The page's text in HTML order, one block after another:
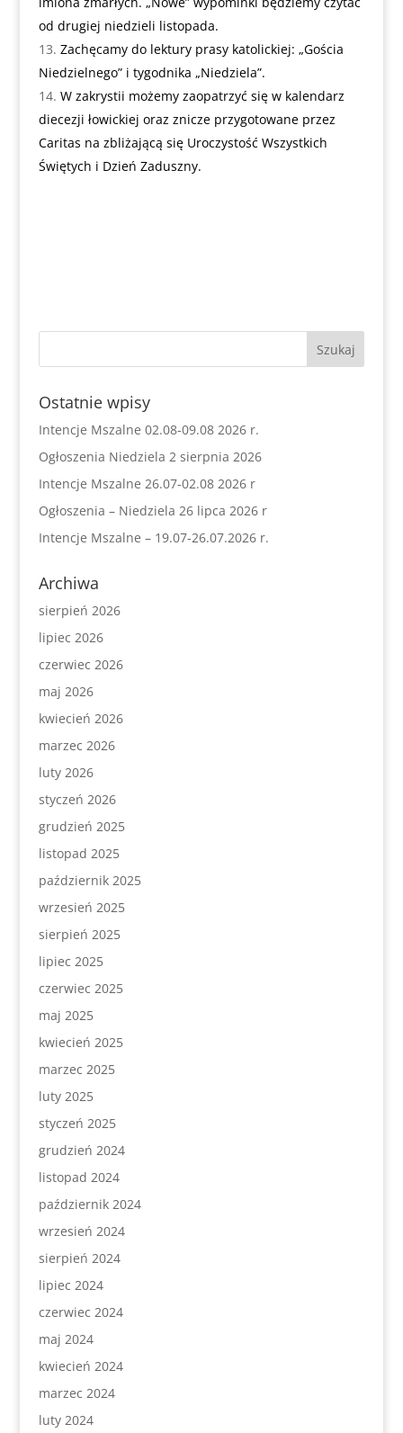
od drugiej niedzieli listopada.
Zachęcamy do lektury prasy katolickiej: „Gościa
Niedzielnego” i tygodnika „Niedziela”.
W zakrystii możemy zaopatrzyć się w kalendarz
diecezji łowickiej oraz znicze przygotowane przez
Caritas na zbliżającą się Uroczystość Wszystkich
Świętych i Dzień Zaduszny.
Ostatnie wpisy
Intencje Mszalne 02.08-09.08 2026 r.
Ogłoszenia Niedziela 2 sierpnia 2026
Intencje Mszalne 26.07-02.08 2026 r
Ogłoszenia – Niedziela 26 lipca 2026 r
Intencje Mszalne – 19.07-26.07.2026 r.
Archiwa
sierpień 2026
lipiec 2026
czerwiec 2026
maj 2026
kwiecień 2026
marzec 2026
luty 2026
styczeń 2026
grudzień 2025
listopad 2025
październik 2025
wrzesień 2025
sierpień 2025
lipiec 2025
czerwiec 2025
maj 2025
kwiecień 2025
marzec 2025
luty 2025
styczeń 2025
grudzień 2024
listopad 2024
październik 2024
wrzesień 2024
sierpień 2024
lipiec 2024
czerwiec 2024
maj 2024
kwiecień 2024
marzec 2024
luty 2024